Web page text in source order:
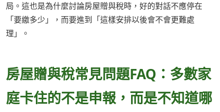
局。這也是為什麼討論房屋贈與稅時，好的對話不應停在
「要繳多少」，而要進到「這樣安排以後會不會更難處
理」。
房屋贈與稅常見問題FAQ：多數家
庭卡住的不是申報，而是不知道哪